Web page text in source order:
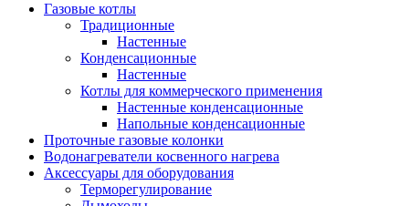
Газовые котлы
Традиционные
Настенные
Конденсационные
Настенные
Котлы для коммерческого применения
Настенные конденсационные
Напольные конденсационные
Проточные газовые колонки
Водонагреватели косвенного нагрева
Аксессуары для оборудования
Терморегулирование